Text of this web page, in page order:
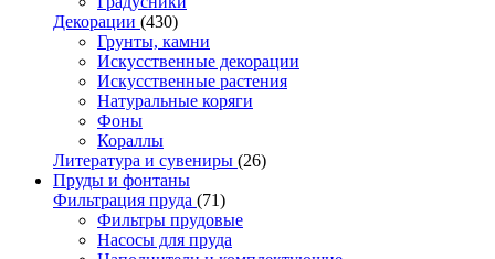
Декорации (430)
Грунты, камни
Искусственные декорации
Искусственные растения
Натуральные коряги
Фоны
Кораллы
Литература и сувениры (26)
Пруды и фонтаны
Фильтрация пруда (71)
Фильтры прудовые
Насосы для пруда